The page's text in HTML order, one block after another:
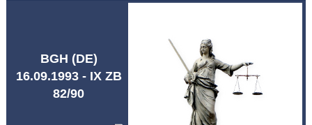
BGH (DE)
16.09.1993 - IX ZB
82/90